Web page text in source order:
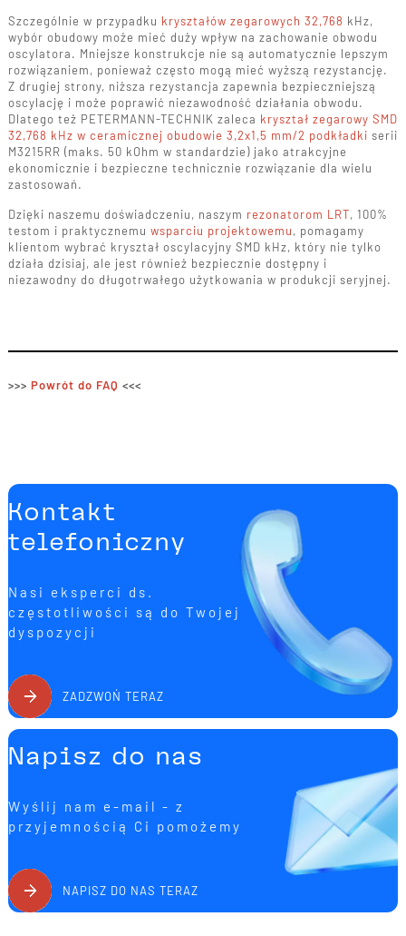
Szczególnie w przypadku kryształów zegarowych 32,768 kHz,
wybór obudowy może mieć duży wpływ na zachowanie obwodu
oscylatora. Mniejsze konstrukcje nie są automatycznie lepszym
rozwiązaniem, ponieważ często mogą mieć wyższą rezystancję.
Z drugiej strony, niższa rezystancja zapewnia bezpieczniejszą
oscylację i może poprawić niezawodność działania obwodu.
Dlatego też PETERMANN-TECHNIK zaleca kryształ zegarowy SMD
32,768 kHz w ceramicznej obudowie 3,2x1,5 mm/2 podkładki serii
M3215RR (maks. 50 kOhm w standardzie) jako atrakcyjne
ekonomicznie i bezpieczne technicznie rozwiązanie dla wielu
zastosowań.
Dzięki naszemu doświadczeniu, naszym rezonatorom LRT, 100%
testom i praktycznemu wsparciu projektowemu, pomagamy
klientom wybrać kryształ oscylacyjny SMD kHz, który nie tylko
działa dzisiaj, ale jest również bezpiecznie dostępny i
niezawodny do długotrwałego użytkowania w produkcji seryjnej.
>>> Powrót do FAQ <<<
Kontakt
telefoniczny
Nasi eksperci ds.
częstotliwości są do Twojej
dyspozycji
ZADZWOŃ TERAZ
Napisz do nas
Wyślij nam e-mail - z
przyjemnością Ci pomożemy
NAPISZ DO NAS TERAZ